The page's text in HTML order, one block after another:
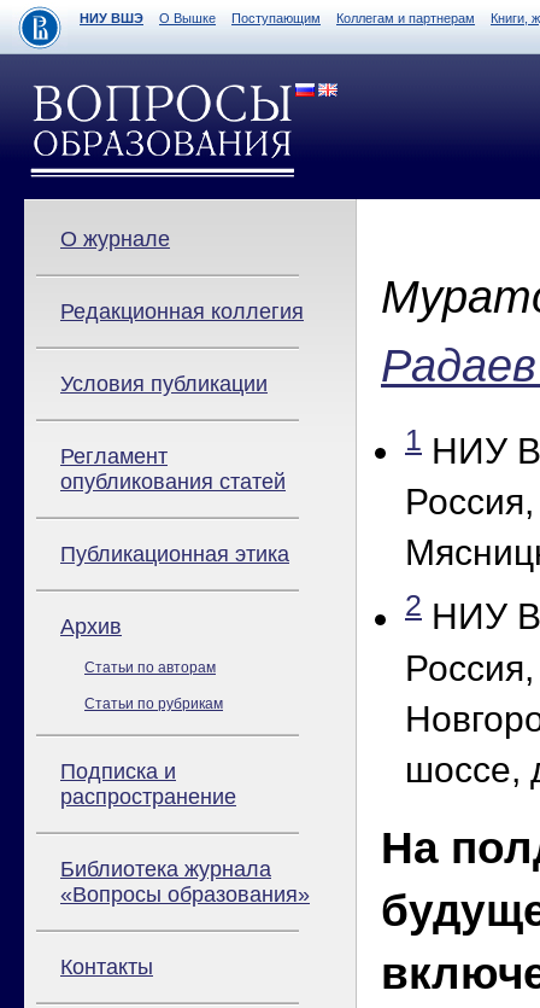
НИУ ВШЭ О Вышке Поступающим Коллегам и партнерам Книги,
О журнале
Редакционная коллегия
Условия публикации
Регламент
опубликования статей
Публикационная этика
Архив
Статьи по авторам
Статьи по рубрикам
Подписка и
распространение
Библиотека журнала
«Вопросы образования»
Контакты
1 НИУ
2 НИУ
шоссе,
На